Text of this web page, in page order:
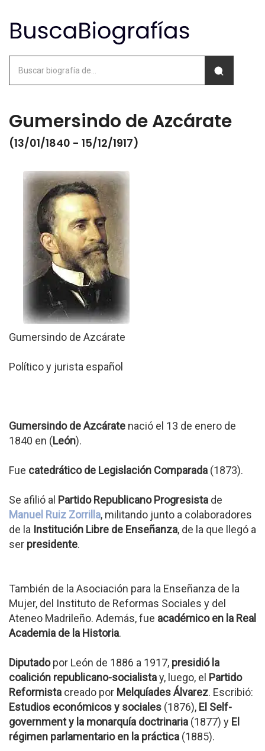
Gumersindo de Azcárate
(13/01/1840 - 15/12/1917)
Gumersindo de Azcárate
Político y jurista español
Gumersindo de Azcárate nació el 13 de enero de
1840 en (León).
Fue catedrático de Legislación Comparada (1873).
Se afilió al Partido Republicano Progresista de
Manuel Ruiz Zorrilla, militando junto a colaboradores
de la Institución Libre de Enseñanza, de la que llegó a
ser presidente.
También de la Asociación para la Enseñanza de la
Mujer, del Instituto de Reformas Sociales y del
Ateneo Madrileño. Además, fue académico en la Real
Academia de la Historia.
Diputadopor León de 1886 a 1917, presidió la
coalición republicano-socialistay, luego, el Partido
Reformista creado por Melquíades Álvarez. Escribió:
Estudios económicos y sociales (1876), El Self-
government y la monarquía doctrinaria (1877) y El
régimen parlamentario en la práctica (1885).